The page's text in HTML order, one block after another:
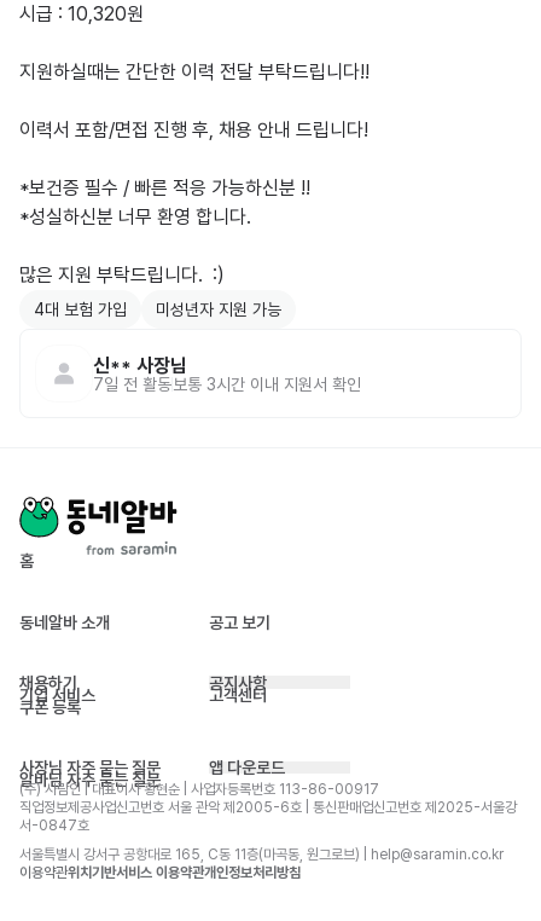
시급 : 10,320원
지원하실때는 간단한 이력 전달 부탁드립니다!!
이력서 포함/면접 진행 후, 채용 안내 드립니다!
*보건증 필수 / 빠른 적응 가능하신분 !!
*성실하신분 너무 환영 합니다.
많은 지원 부탁드립니다.  :)
4대 보험 가입 미성년자 지원 가능
신** 사장님
7일 전 활동보통 3시간 이내 지원서 확인
홈
동네알바 소개 공고 보기
채용하기
기업 서비스
쿠폰 등록
공지사항
고객센터
사장님 자주 묻는 질문
알바님 자주 묻는 질문
앱 다운로드
(주) 사람인 | 대표이사 황현순 | 사업자등록번호 113-86-00917
직업정보제공사업신고번호 서울 관악 제2005-6호 | 통신판매업신고번호 제2025-서울강
서-0847호
서울특별시 강서구 공항대로 165, C동 11층(마곡동, 원그로브) | help@saramin.co.kr
이용약관위치기반서비스 이용약관개인정보처리방침